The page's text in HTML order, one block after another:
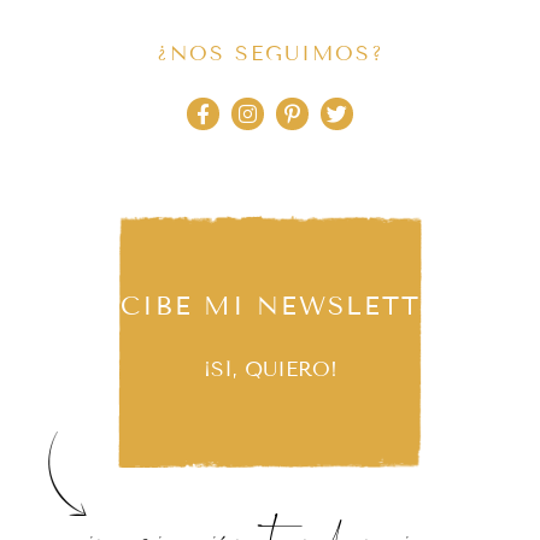
¿NOS SEGUIMOS?
RECIBE MI NEWSLETTER
¡SÍ, QUIERO!